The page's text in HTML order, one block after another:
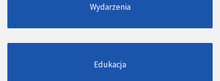
Wydarzenia
Edukacja